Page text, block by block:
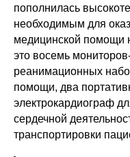
пополнилась
необходимым для
медицинской помощи
это восемь
реанимационных
помощи, два
электрокардиограф
сердечной
транспортировки